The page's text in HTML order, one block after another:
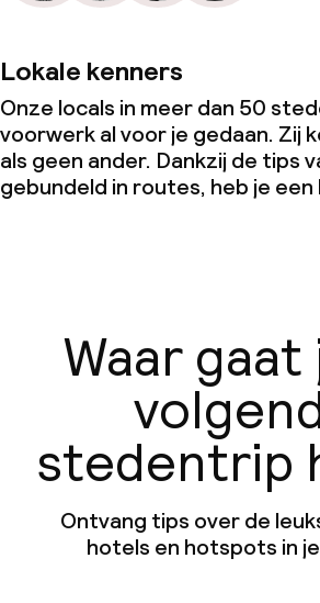
Lokale kenners
Onze locals in meer dan 50
voorwerk al voor je gedaan. Zij
als geen ander. Dankzij de tips
gebundeld in routes, heb je een
Waar
stedentrip
Ontvang tips over de
hotels en hotspots in